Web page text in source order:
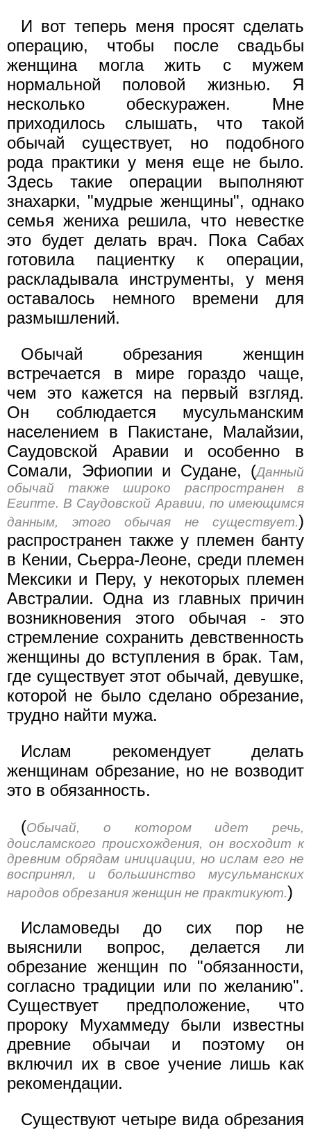
И вот теперь меня просят сделать
операцию, чтобы после свадьбы
женщина могла жить с мужем
нормальной половой жизнью. Я
несколько обескуражен. Мне
приходилось слышать, что такой
обычай существует, но подобного
рода практики у меня еще не было.
Здесь такие операции выполняют
знахарки, "мудрые женщины", однако
семья жениха решила, что невестке
это будет делать врач. Пока Сабах
готовила пациентку к операции,
раскладывала инструменты, у меня
оставалось немного времени для
размышлений.
Обычай обрезания женщин
встречается в мире гораздо чаще,
чем это кажется на первый взгляд.
Он соблюдается мусульманским
населением в Пакистане, Малайзии,
Саудовской Аравии и особенно в
Сомали, Эфиопии и Судане, (Данный
обычай также широко распространен в
Египте. В Саудовской Аравии, по имеющимся
данным, этого обычая не существует.)
распространен также у племен банту
в Кении, Сьерра-Леоне, среди племен
Мексики и Перу, у некоторых племен
Австралии. Одна из главных причин
возникновения этого обычая - это
стремление сохранить девственность
женщины до вступления в брак. Там,
где существует этот обычай, девушке,
которой не было сделано обрезание,
трудно найти мужа.
Ислам рекомендует делать
женщинам обрезание, но не возводит
это в обязанность.
(Обычай, о котором идет речь,
доисламского происхождения, он восходит к
древним обрядам инициации, но ислам его не
воспринял, и большинство мусульманских
народов обрезания женщин не практикуют.)
Исламоведы до сих пор не
выяснили вопрос, делается ли
обрезание женщин по "обязанности,
согласно традиции или по желанию".
Существует предположение, что
пророку Мухаммеду были известны
древние обычаи и поэтому он
включил их в свое учение лишь как
рекомендации.
Существуют четыре вида обрезания